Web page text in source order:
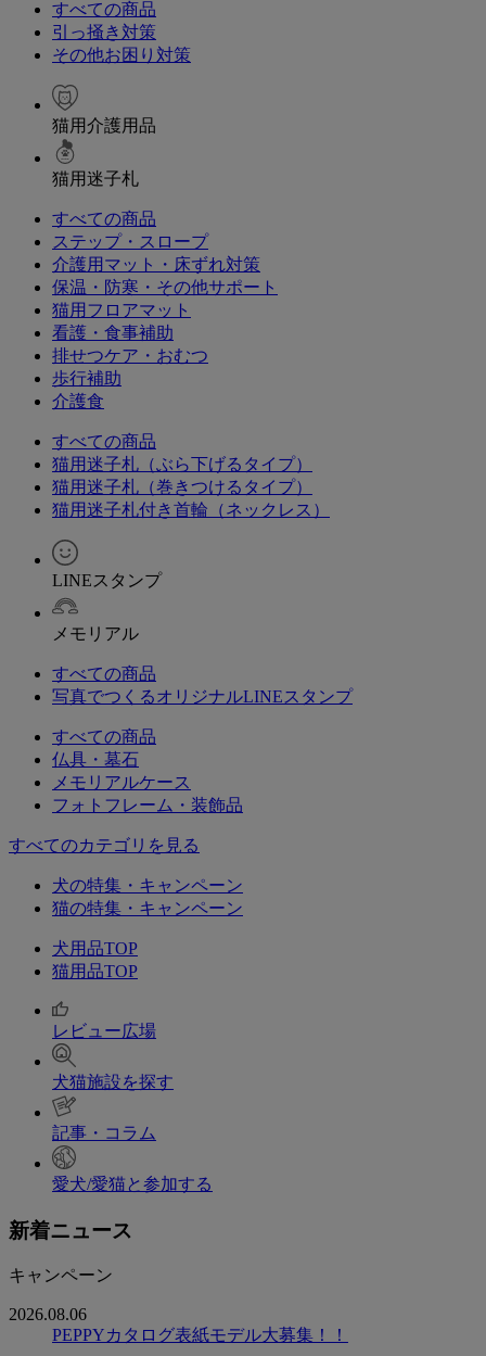
すべての商品
引っ掻き対策
その他お困り対策
猫用介護用品
猫用迷子札
すべての商品
ステップ・スロープ
介護用マット・床ずれ対策
保温・防寒・その他サポート
猫用フロアマット
看護・食事補助
排せつケア・おむつ
歩行補助
介護食
すべての商品
猫用迷子札（ぶら下げるタイプ）
猫用迷子札（巻きつけるタイプ）
猫用迷子札付き首輪（ネックレス）
LINEスタンプ
メモリアル
すべての商品
写真でつくるオリジナルLINEスタンプ
すべての商品
仏具・墓石
メモリアルケース
フォトフレーム・装飾品
すべてのカテゴリを見る
犬の特集・キャンペーン
猫の特集・キャンペーン
犬用品TOP
猫用品TOP
レビュー広場
犬猫施設を探す
記事・コラム
愛犬/愛猫と参加する
新着ニュース
キャンペーン
2026.08.06
PEPPYカタログ表紙モデル大募集！！